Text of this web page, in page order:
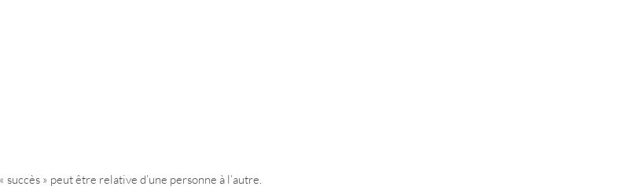
» peut être relative d’une personne à l’autre.